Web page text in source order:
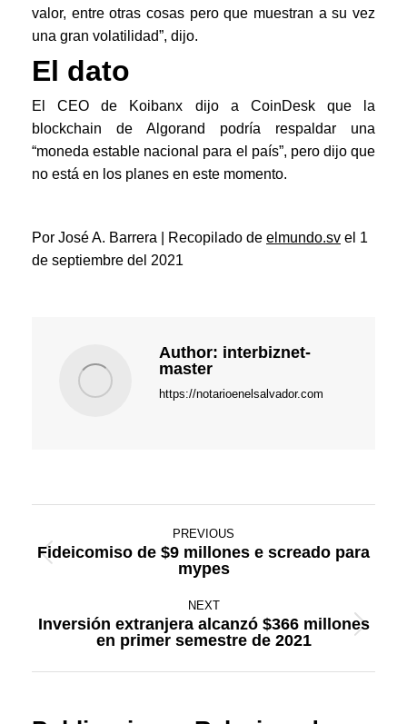
valor, entre otras cosas pero que muestran a su vez
una gran volatilidad”, dijo.
El dato
El CEO de Koibanx dijo a CoinDesk que la
blockchain de Algorand podría respaldar una
“moneda estable nacional para el país”, pero dijo que
no está en los planes en este momento.
Por José A. Barrera | Recopilado de elmundo.sv el 1
de septiembre del 2021
Author: interbiznet-
master
https://notarioenelsalvador.com
navigationPREVIOUS
Previous
Fideicomiso de $9 millones e screado para
mypes
NEXT
Next
Inversión extranjera alcanzó $366 millones
en primer semestre de 2021